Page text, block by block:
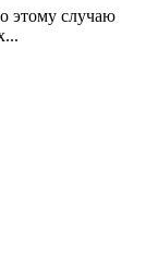
этому случаю